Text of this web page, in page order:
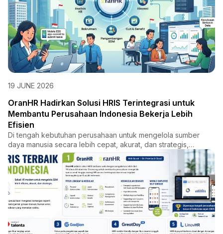
19 JUNE 2026
OranHR Hadirkan Solusi HRIS Terintegrasi untuk
Membantu Perusahaan Indonesia Bekerja Lebih
Efisien
Di tengah kebutuhan perusahaan untuk mengelola sumber
daya manusia secara lebih cepat, akurat, dan strategis,
OranHR had...